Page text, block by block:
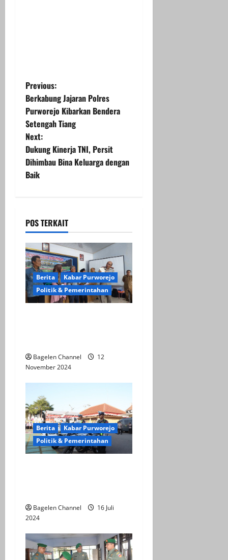
P
o
s
t
n
v
i
g
a
t
n
Previous:
Berkabung Jajaran Polres
Purworejo Kibarkan Bendera
Setengah Tiang
Next:
Dukung Kinerja TNI, Persit
Dihimbau Bina Keluarga dengan
Baik
POS TERKAIT
Berita
Kabar Purworejo
Politik & Pemerintahan
Bagelen Channel
12
November 2024
Berita
Kabar Purworejo
Politik & Pemerintahan
Bagelen Channel
16 Juli
2024